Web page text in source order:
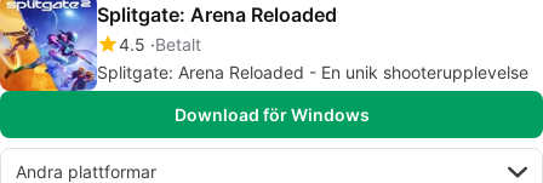
Splitgate: Arena Reloaded
4.5 Betalt
Splitgate: Arena Reloaded - En unik shooterupplevelse
Download för Windows
Andra plattformar